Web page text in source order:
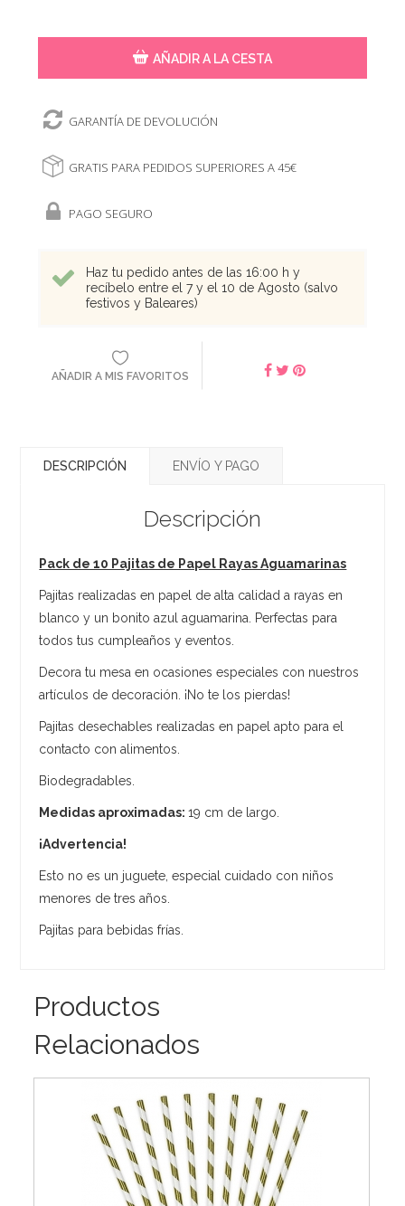
AÑADIR A LA CESTA
GARANTÍA DE DEVOLUCIÓN
GRATIS PARA PEDIDOS SUPERIORES A 45€
PAGO SEGURO
Haz tu pedido antes de las 16:00 h y
recíbelo entre el 7 y el 10 de Agosto (salvo
festivos y Baleares)
AÑADIR A MIS FAVORITOS
DESCRIPCIÓN ENVÍO Y PAGO
Descripción
Pack de 10 Pajitas de Papel Rayas Aguamarinas
Pajitas realizadas en papel de alta calidad a rayas en
blanco y un bonito azul aguamarina. Perfectas para
todos tus cumpleaños y eventos.
Decora tu mesa en ocasiones especiales con nuestros
artículos de decoración. ¡No te los pierdas!
Pajitas desechables realizadas en papel apto para el
contacto con alimentos.
Biodegradables.
Medidas aproximadas:19 cm de largo.
¡Advertencia!
Esto no es un juguete, especial cuidado con niños
menores de tres años.
Pajitas para bebidas frías.
Productos
Relacionados